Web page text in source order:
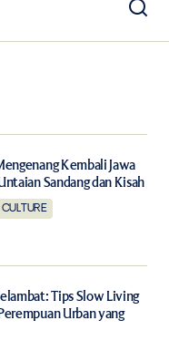
Kembali Jawa
Sandang dan Kisah
Tips Slow Living
Urban yang